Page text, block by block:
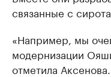
связанные с
«Например, мы
модернизации
отметила Аксенова.